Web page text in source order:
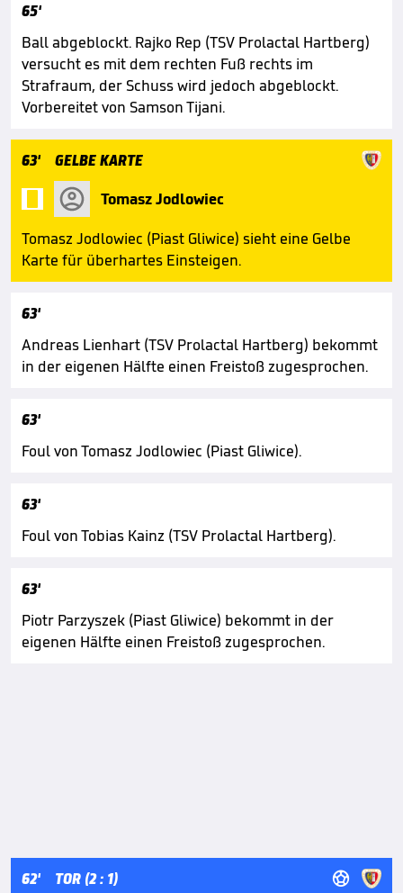
65'
Ball abgeblockt. Rajko Rep (TSV Prolactal Hartberg)
versucht es mit dem rechten Fuß rechts im
Strafraum, der Schuss wird jedoch abgeblockt.
Vorbereitet von Samson Tijani.
63' GELBE KARTE
Tomasz Jodlowiec
Tomasz Jodlowiec (Piast Gliwice) sieht eine Gelbe
Karte für überhartes Einsteigen.
63'
Andreas Lienhart (TSV Prolactal Hartberg) bekommt
in der eigenen Hälfte einen Freistoß zugesprochen.
63'
Foul von Tomasz Jodlowiec (Piast Gliwice).
63'
Foul von Tobias Kainz (TSV Prolactal Hartberg).
63'
Piotr Parzyszek (Piast Gliwice) bekommt in der
eigenen Hälfte einen Freistoß zugesprochen.
62' TOR (2 : 1) 